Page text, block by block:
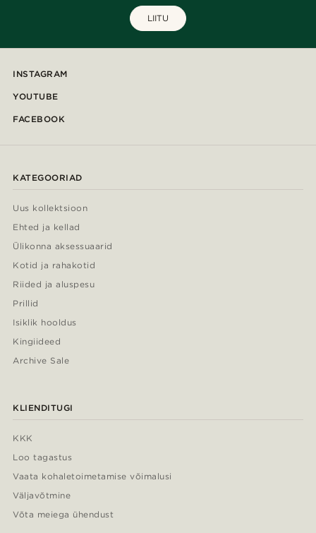
LIITU
INSTAGRAM
YOUTUBE
FACEBOOK
KATEGOORIAD
Uus kollektsioon
Ehted ja kellad
Ülikonna aksessuaarid
Kotid ja rahakotid
Riided ja aluspesu
Prillid
Isiklik hooldus
Kingiideed
Archive Sale
KLIENDITUGI
KKK
Loo tagastus
Vaata kohaletoimetamise võimalusi
Väljavõtmine
Võta meiega ühendust